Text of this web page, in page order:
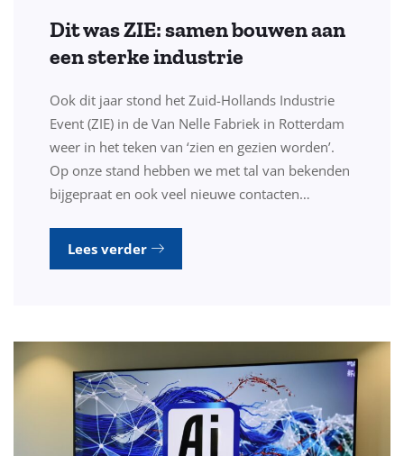
Dit was ZIE: samen bouwen aan
een sterke industrie
Ook dit jaar stond het Zuid-Hollands Industrie
Event (ZIE) in de Van Nelle Fabriek in Rotterdam
weer in het teken van ‘zien en gezien worden’.
Op onze stand hebben we met tal van bekenden
bijgepraat en ook veel nieuwe contacten…
Lees verder